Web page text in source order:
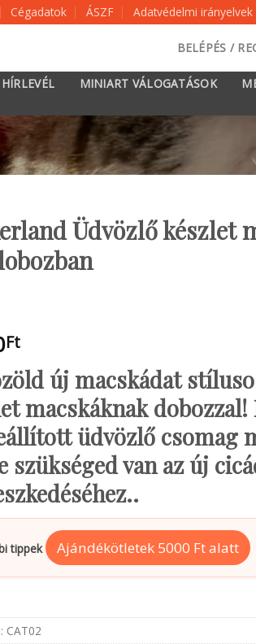
Cégadatok ÁSZF Adatvédelmi irányelvek
BELÉPÉS /
HÍRLEVÉL MINIART VÁLOGATÁSOK
Üdvözlő készlet
Ft
új macskádat
macskáknak dobozzal!
üdvözlő csomag
szükséged van az új
tippek Ajándékötletek 5000 Ft alatt
CAT02